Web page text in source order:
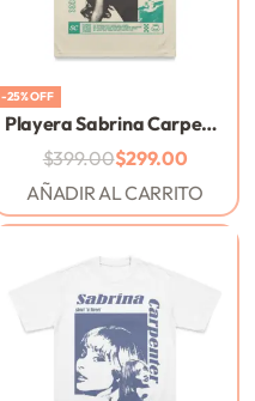
-25% OFF
Playera Sabrina Carpenter – Espresso – Arena
$399.00$299.00
AÑADIR AL CARRITO